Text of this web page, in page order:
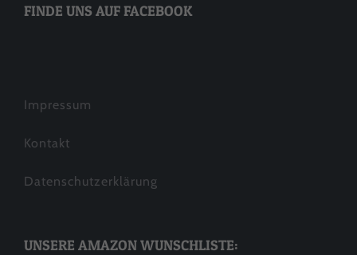
FINDE UNS AUF FACEBOOK
Impressum
Kontakt
Datenschutzerklärung
UNSERE AMAZON WUNSCHLISTE: